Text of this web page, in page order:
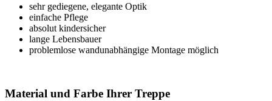
sehr gediegene, elegante Optik
einfache Pflege
absolut kindersicher
lange Lebensbauer
problemlose wandunabhängige Montage möglich
Material und Farbe Ihrer Treppe